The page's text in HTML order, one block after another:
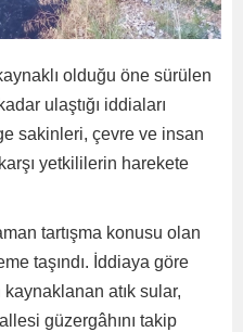
olduğu öne sürülen
ulaştığı iddiaları
sakinleri, çevre ve insan
yetkililerin harekete
tartışma konusu olan
taşındı. İddiaya göre
atık sular,
güzergâhını takip